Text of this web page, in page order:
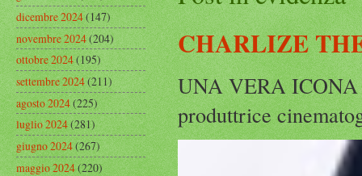
CHARLIZE
UNA VERA ICONA
produttrice
dicembre 2024(147)
novembre 2024(204)
ottobre 2024(195)
settembre 2024(211)
agosto 2024(225)
luglio 2024(281)
giugno 2024(267)
maggio 2024(220)